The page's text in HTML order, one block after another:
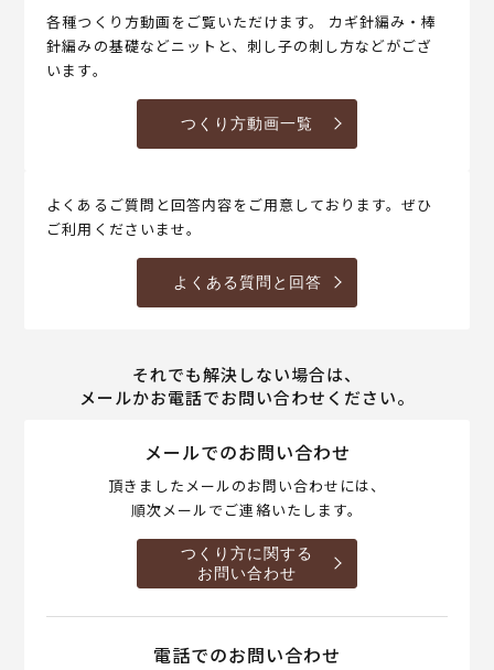
各種つくり方動画をご覧いただけます。 カギ針編み・棒
針編みの基礎などニットと、刺し子の刺し方などがござ
います。
つくり方動画一覧
よくあるご質問と回答内容をご用意しております。ぜひ
ご利用くださいませ。
よくある質問と回答
それでも解決しない場合は、
メールかお電話でお問い合わせください。
メールでのお問い合わせ
頂きましたメールのお問い合わせには、
順次メールでご連絡いたします。
つくり方に関する
お問い合わせ
電話でのお問い合わせ